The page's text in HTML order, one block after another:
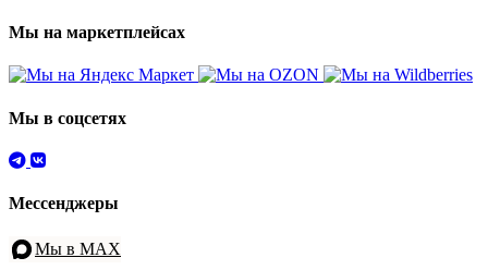
Мы на маркетплейсах
Мы в соцсетях
Мессенджеры
Мы в MAX